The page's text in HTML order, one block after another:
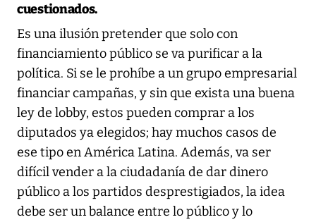
cuestionados.
Es una ilusión pretender que solo con
financiamiento público se va purificar a la
política. Si se le prohíbe a un grupo empresarial
financiar campañas, y sin que exista una buena
ley de lobby, estos pueden comprar a los
diputados ya elegidos; hay muchos casos de
ese tipo en América Latina. Además, va ser
difícil vender a la ciudadanía de dar dinero
público a los partidos desprestigiados, la idea
debe ser un balance entre lo público y lo